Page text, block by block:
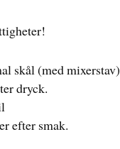
skål (med mixerstav)
dryck.
efter smak.